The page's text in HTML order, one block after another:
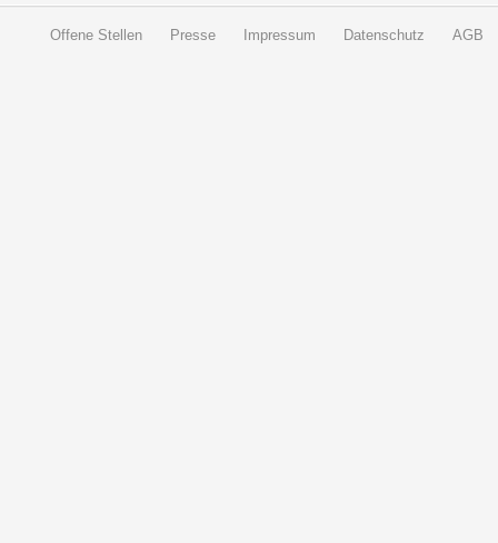
Offene Stellen Presse Impressum Datenschutz AGB